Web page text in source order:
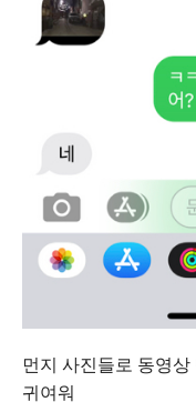
먼지 사진들로 동영
귀여워